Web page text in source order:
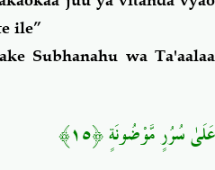
ile”
Subhanahu wa Ta'aalaa
عَلَىٰ سُرُرٍ مَّوْضُونَةٍ ﴿١٥﴾